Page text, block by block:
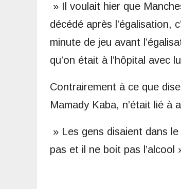
» Il voulait hier que
décédé après l’égalisation,
minute de jeu avant
qu’on était à l’hôpital avec
Contrairement à ce que
Mamady Kaba, n’était lié à
» Les gens disaient dans
pas et il ne boit pas l’alcool